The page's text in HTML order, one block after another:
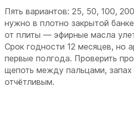
Пять вариантов: 25, 50, 100,
нужно в плотно закрытой
от плиты — эфирные масла
Срок годности 12 месяцев, но
первые полгода. Проверить
щепоть между пальцами,
отчётливым.